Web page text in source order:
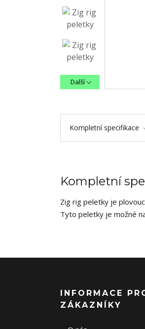
Další
Kompletní specifikace
Kompletní
Zig rig peletky je
Tyto peletky je možné
INFORMACE
ZÁKAZNÍKY